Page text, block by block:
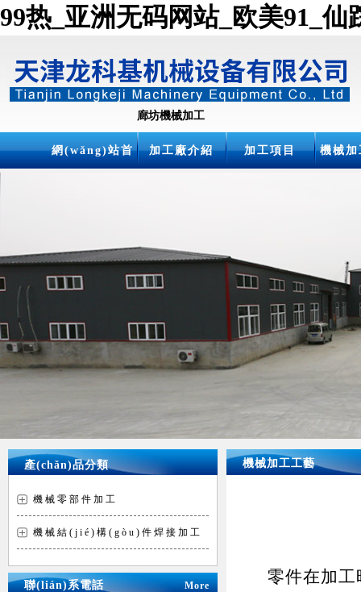
99热_亚洲无码网站_欧美91_仙
廊坊機械加工
網(wǎng)站首 加工廠介紹 加工項目 機械
產(chǎn)品分類
機械零部件加工
機械結(jié)構(gòu)件焊接加工
聯(lián)系電話 More
機械加工工藝
零件在加工